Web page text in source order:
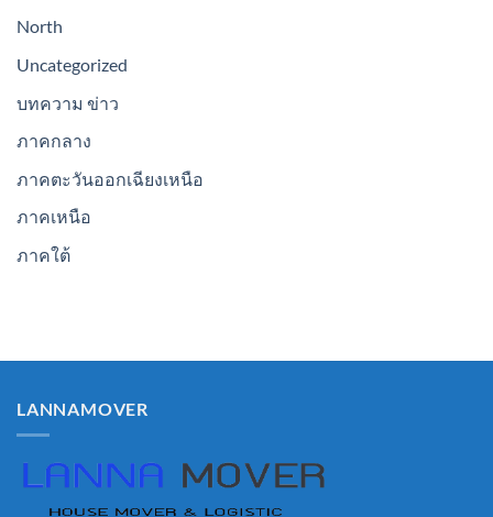
North
Uncategorized
บทความ ข่าว
ภาคกลาง
ภาคตะวันออกเฉียงเหนือ
ภาคเหนือ
ภาคใต้
LANNAMOVER